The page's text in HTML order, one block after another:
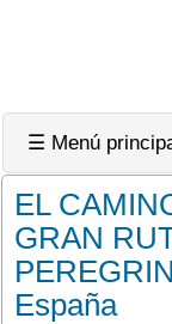
☰ Menú
EL
GRAN
España